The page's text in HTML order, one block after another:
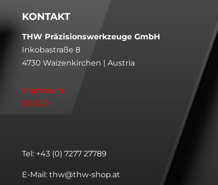
KONTAKT
THW Präzisionswerkzeuge GmbH
Inkobastraße 8
4730 Waizenkirchen | Austria
Impressum
DSGVO
Tel: +43 (0) 7277 27789
E-Mail: thw@thw-shop.at